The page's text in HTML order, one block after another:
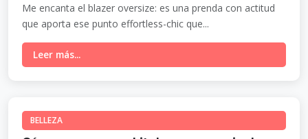
Me encanta el blazer oversize: es una prenda con actitud
que aporta ese punto effortless-chic que...
Leer más...
BELLEZA